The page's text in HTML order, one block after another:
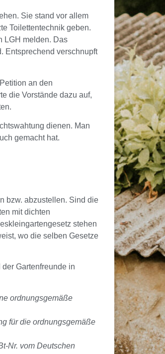
Sie stand vor allem
Toilettentechnik geben.
LGH melden. Das
Entsprechend verschnupft
an den
die Vorstände dazu auf,
dienen. Man
gemacht hat.
bzw. abzustellen. Sind die
mit dichten
stehen
wo die selben Gesetze
Gartenfreunde in
ordnungsgemäße
für die ordnungsgemäße
Nr. vom Deutschen